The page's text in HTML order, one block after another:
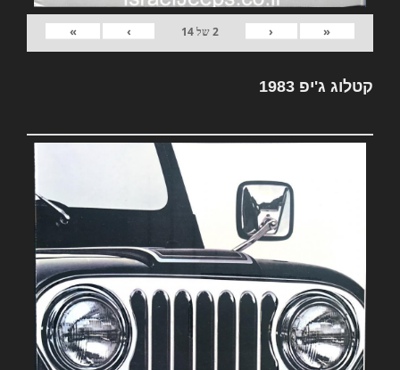
«
‹
2של14
›
»
קטלוג ג'יפ 1983